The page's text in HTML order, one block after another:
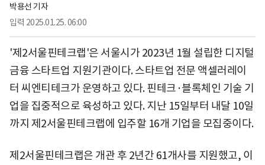
박용선 기자
입력 2025.01.25. 06:00
'제2서울핀테크랩'은 서울시가 2023년 1월 설립한 디지털
금융 스타트업 지원기관이다. 스타트업 전문 액셀러레이
터 씨엔티테크가 운영하고 있다. 핀테크·블록체인 기술 기
업을 집중적으로 육성하고 있다. 지난 15일부터 내달 10일
까지 제2서울핀테크랩에 입주할 16개 기업을 모집중이다.
제2서울핀테크랩은 개관 후 2년간 61개사를 지원했고, 이